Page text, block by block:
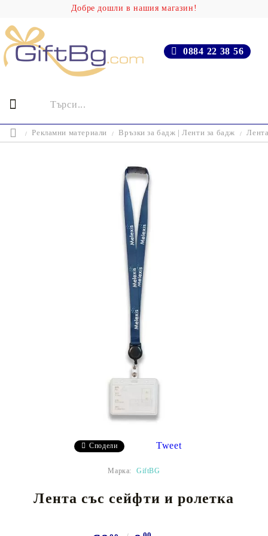
Добре дошли в нашия магазин!
0884 22 38 56
Рекламни материали Връзки за бадж | Ленти за бадж
Сподели Tweet
Марка: GiftBG
Лента със сейфти и ролетка